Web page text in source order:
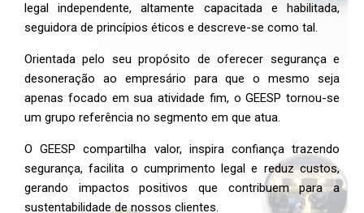
legal independente, altamente capacitada e habilitada,
seguidora de princípios éticos e descreve-se como tal.
Orientada pelo seu propósito de oferecer segurança e
desoneração ao empresário para que o mesmo seja
apenas focado em sua atividade fim, o GEESP tornou-se
um grupo referência no segmento em que atua.
O GEESP compartilha valor, inspira confiança trazendo
segurança, facilita o cumprimento legal e reduz custos,
gerando impactos positivos que contribuem para a
sustentabilidade de nossos clientes.